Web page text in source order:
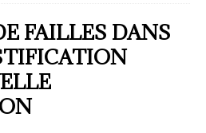
FAILLES DANS